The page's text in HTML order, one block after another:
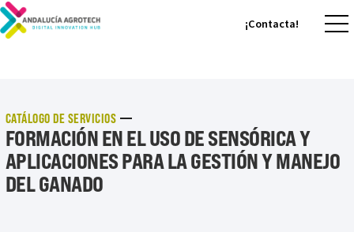
¡Contacta!
CATÁLOGO DE SERVICIOS
FORMACIÓN EN EL USO DE SENSÓRICA Y
APLICACIONES PARA LA GESTIÓN Y MANEJO
DEL GANADO